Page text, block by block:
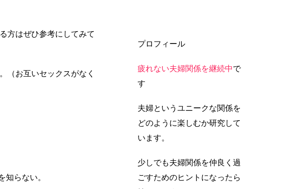
方はぜひ参考にしてみて
（お互いセックスがなく
知らない。
プロフィール
疲れない夫婦関係を継続中で
す
夫婦というユニークな関係を
どのように楽しむか研究して
います。
少しでも夫婦関係を仲良く過
ごすためのヒントになったら